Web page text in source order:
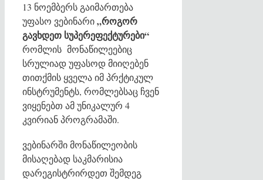
13 ნოემბერს გაიმართება
უფასო ვებინარი„როგორ
გავხდეთ სუპერეფექტურები“
რომლის მონაწილეებიც
სრულიად უფასოდ მიიღებენ
თითქმის ყველა იმ პრქტიკულ
ინსტრუმენტს, რომლებსაც ჩვენ
ვიყენებთ ამ უნიკალურ 4
კვირიან პროგრამაში.
ვებინარში მონაწილეობის
მისაღებად საკმარისია
დარეგისტრირდეთ შემდეგ